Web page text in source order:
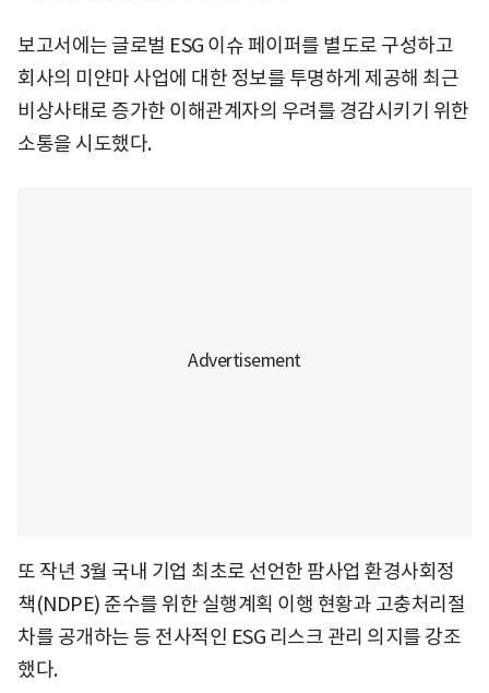
보고서에는 글로벌 ESG 이슈 페이퍼를 별도로 구성하고
회사의 미얀마 사업에 대한 정보를 투명하게 제공해 최근
비상사태로 증가한 이해관계자의 우려를 경감시키기 위한
소통을 시도했다.
또 작년 3월 국내 기업 최초로 선언한 팜사업 환경사회정
책(NDPE) 준수를 위한 실행계획 이행 현황과 고충처리절
차를 공개하는 등 전사적인 ESG 리스크 관리 의지를 강조
했다.